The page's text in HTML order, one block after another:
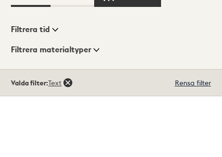
Visningsläge
Filtrera tid
Filtrera materialtyper
träffar
Valda filter:Text Rensa filter